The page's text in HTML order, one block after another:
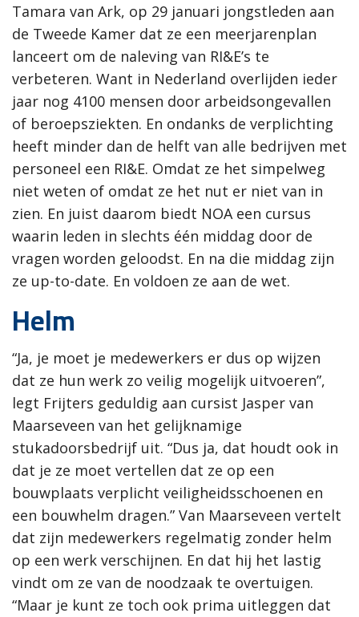
Tamara van Ark, op 29 januari jongstleden aan
de Tweede Kamer dat ze een meerjarenplan
lanceert om de naleving van RI&E’s te
verbeteren. Want in Nederland overlijden ieder
jaar nog 4100 mensen door arbeidsongevallen
of beroepsziekten. En ondanks de verplichting
heeft minder dan de helft van alle bedrijven met
personeel een RI&E. Omdat ze het simpelweg
niet weten of omdat ze het nut er niet van in
zien. En juist daarom biedt NOA een cursus
waarin leden in slechts één middag door de
vragen worden geloodst. En na die middag zijn
ze up-to-date. En voldoen ze aan de wet.
Helm
“Ja, je moet je medewerkers er dus op wijzen
dat ze hun werk zo veilig mogelijk uitvoeren”,
legt Frijters geduldig aan cursist Jasper van
Maarseveen van het gelijknamige
stukadoorsbedrijf uit. “Dus ja, dat houdt ook in
dat je ze moet vertellen dat ze op een
bouwplaats verplicht veiligheidsschoenen en
een bouwhelm dragen.” Van Maarseveen vertelt
dat zijn medewerkers regelmatig zonder helm
op een werk verschijnen. En dat hij het lastig
vindt om ze van de noodzaak te overtuigen.
“Maar je kunt ze toch ook prima uitleggen dat